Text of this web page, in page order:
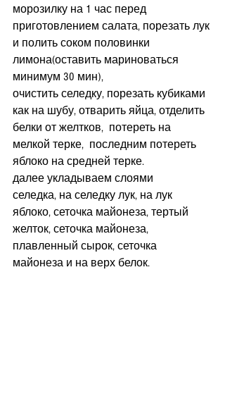
морозилку на 1 час перед
приготовлением салата, порезать лук
и полить соком половинки
лимона(оставить мариноваться
минимум 30 мин),
очистить селедку, порезать кубиками
как на шубу, отварить яйца, отделить
белки от желтков,  потереть на
мелкой терке,  последним потереть
яблоко на средней терке.
далее укладываем слоями
селедка, на селедку лук, на лук
яблоко, сеточка майонеза, тертый
желток, сеточка майонеза,
плавленный сырок, сеточка
майонеза и на верх белок.